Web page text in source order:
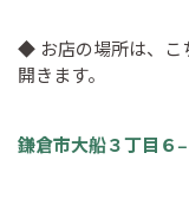
◆ お店の場所は、こ
開きます。
鎌倉市大船３丁目６